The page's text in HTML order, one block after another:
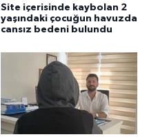
Site içerisinde kaybolan 2
yaşındaki çocuğun havuzda
cansız bedeni bulundu